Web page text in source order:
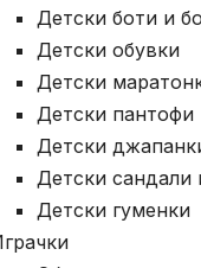
Детски боти и
Детски обувки
Детски
Детски пантофи
Детски
Детски сандали
Детски гуменки